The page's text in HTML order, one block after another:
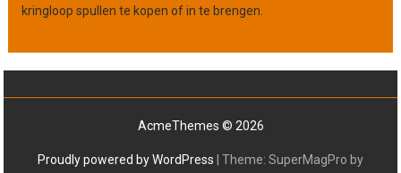
kringloop spullen te kopen of in te brengen.
AcmeThemes © 2026
Proudly powered by WordPress
Theme: SuperMagPro by